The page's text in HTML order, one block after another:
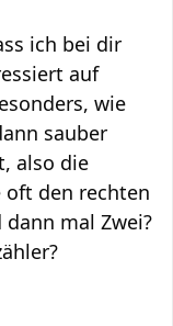
ich bei dir
auf
wie
sauber
also die
oft den rechten
mal Zwei?